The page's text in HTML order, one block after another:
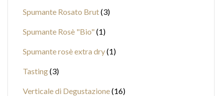
Spumante Rosato Brut 3
Spumante Rosè "Bio" 1
Spumante rosè extra dry 1
Tasting 3
Verticale di Degustazione 16